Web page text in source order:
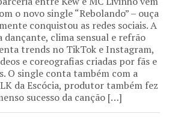
o novo single “Rebolando” – ouça
conquistou as redes sociais. A
dançante, clima sensual e refrão
trends no TikTok e Instagram,
e coreografias criadas por fãs e
O single conta também com a
da Escócia, produtor também fez
sucesso da canção […]